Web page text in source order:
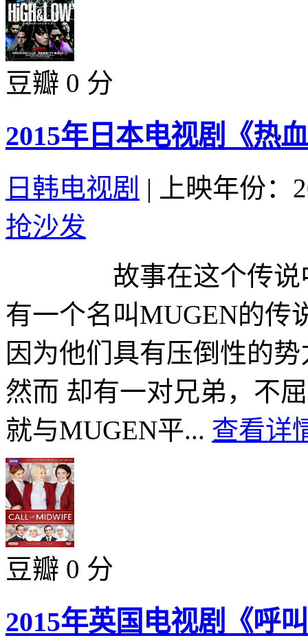
豆瓣 0 分
2015年日本电视剧《热
日韩电视剧 |
上映年份：
抢沙发
故事在这个传说
有一个名叫MUGEN的传
因为他们具有压倒性
然而 却有一对兄弟，不
就与MUGEN平... 查看详
豆瓣 0 分
2015年英国电视剧《呼